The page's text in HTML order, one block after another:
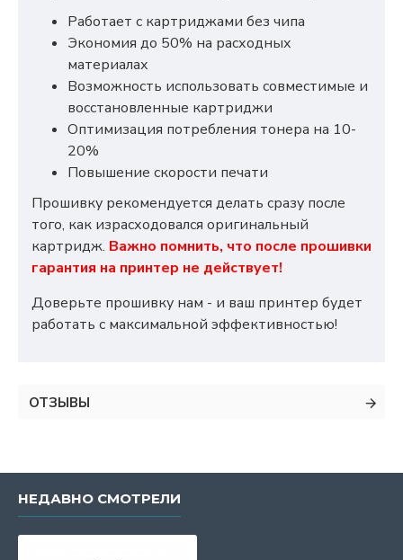
Работает с картриджами без чипа
Экономия до 50% на расходных
материалах
Возможность использовать совместимые и
восстановленные картриджи
Оптимизация потребления тонера на 10-
20%
Повышение скорости печати
Прошивку рекомендуется делать сразу после
того, как израсходовался оригинальный
картридж. Важно помнить, что после прошивки
гарантия на принтер не действует!
Доверьте прошивку нам - и ваш принтер будет
работать с максимальной эффективностью!
ОТЗЫВЫ
НЕДАВНО СМОТРЕЛИ